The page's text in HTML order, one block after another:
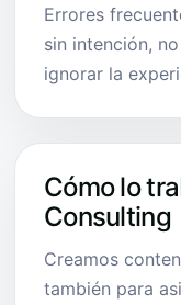
Errores
sin intención,
ignorar la
Cómo lo
Consulting
Creamos
también para